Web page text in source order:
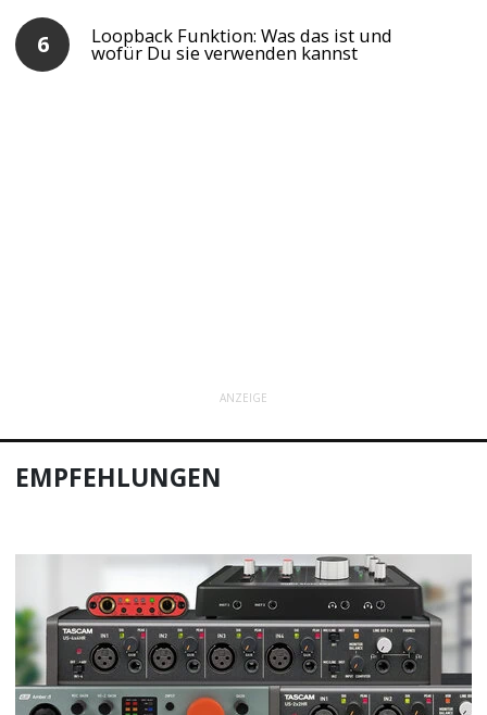
Loopback Funktion: Was das ist und
wofür Du sie verwenden kannst
ANZEIGE
EMPFEHLUNGEN